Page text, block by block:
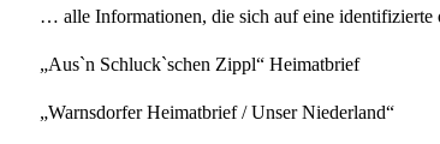
… alle Informationen, die sich auf eine identifizierte
„Aus`n Schluck`schen Zippl“ Heimatbrief
„Warnsdorfer Heimatbrief / Unser Niederland“